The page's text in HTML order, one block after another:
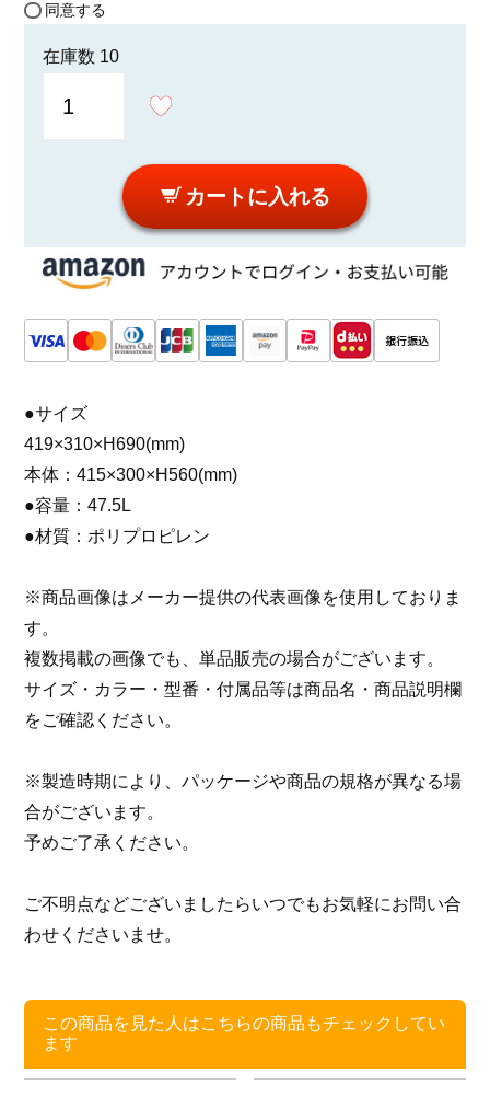
同意する
在庫数 10
カートに入れる
●サイズ
419×310×H690(mm)
本体：415×300×H560(mm)
●容量：47.5L
●材質：ポリプロピレン
※商品画像はメーカー提供の代表画像を使用しておりま
す。
複数掲載の画像でも、単品販売の場合がございます。
サイズ・カラー・型番・付属品等は商品名・商品説明欄
をご確認ください。
※製造時期により、パッケージや商品の規格が異なる場
合がございます。
予めご了承ください。
ご不明点などございましたらいつでもお気軽にお問い合
わせくださいませ。
この商品を見た人はこちらの商品もチェックしてい
ます